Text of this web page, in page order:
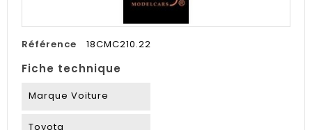
Référence 18CMC210.22
Fiche technique
Marque Voiture
Toyota